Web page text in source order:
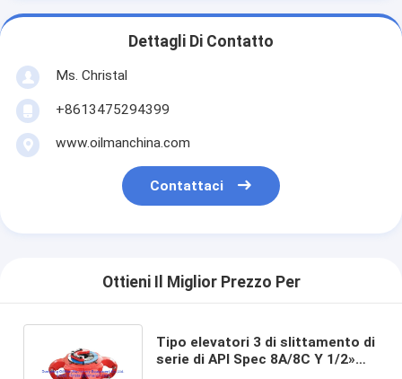
Dettagli Di Contatto
Ms. Christal
+8613475294399
www.oilmanchina.com
Contattaci
Ottieni Il Miglior Prezzo Per
Tipo elevatori 3 di slittamento di
serie di API Spec 8A/8C Y 1/2»